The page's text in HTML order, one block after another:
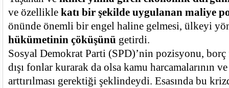
ve özellikle katı bir şekilde uygulanan maliye
önünde önemli bir engel haline gelmesi, ülkeyi
hükümetinin çöküşünü getirdi.
Sosyal Demokrat Parti (SPD)’nin pozisyonu,
dışı fonlar kurarak da olsa kamu harcamalarının ve
arttırılması gerektiği şeklindeydi. Esasında bu